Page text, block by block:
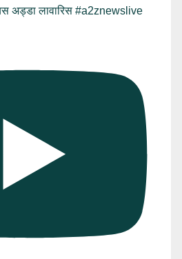
अड्डा लावारिस #a2znewslive